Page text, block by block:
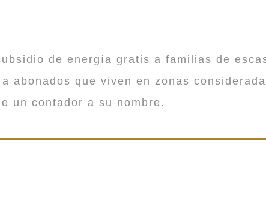
de energía gratis a familias de
abonados que viven en zonas
un contador a su nombre.